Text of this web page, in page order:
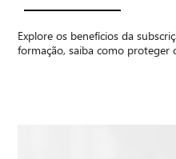
Explore os benefícios da
formação, saiba como